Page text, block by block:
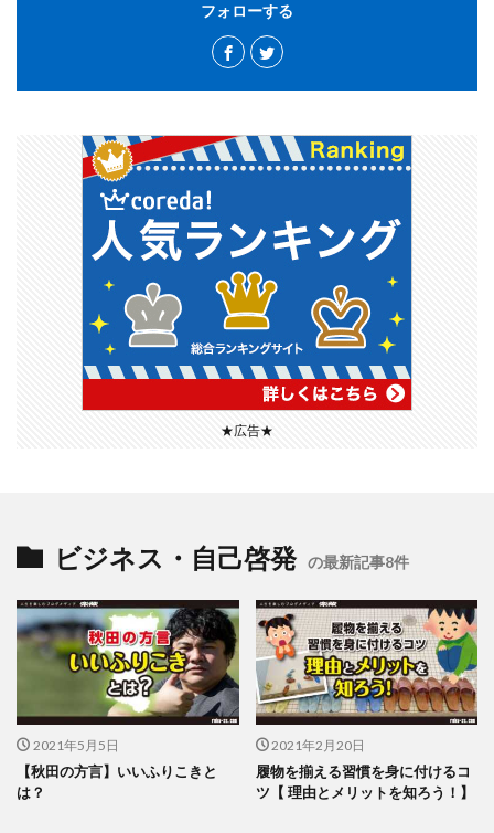
フォローする
★広告★
ビジネス・自己啓発 の最新記事8件
2021年5月5日
【秋田の方言】いいふりこきと
は？
2021年2月20日
履物を揃える習慣を身に付けるコ
ツ【 理由とメリットを知ろう！】